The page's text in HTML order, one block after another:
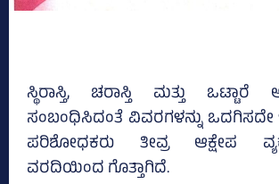
ಸ್ಥಿರಾಸ್ತಿ, ಚರಾಸ್ತಿ ಮತ್ತು
ಸಂಬಂಧಿಸಿದಂತೆ ವಿವರಗಳನ್ನು ಒದಗಿಸದೇ
ಪರಿಶೋಧಕರು ತೀವ್ರ ಆಕ್ಷೇಪ
ವರದಿಯಿಂದ ಗೊತ್ತಾಗಿದೆ.